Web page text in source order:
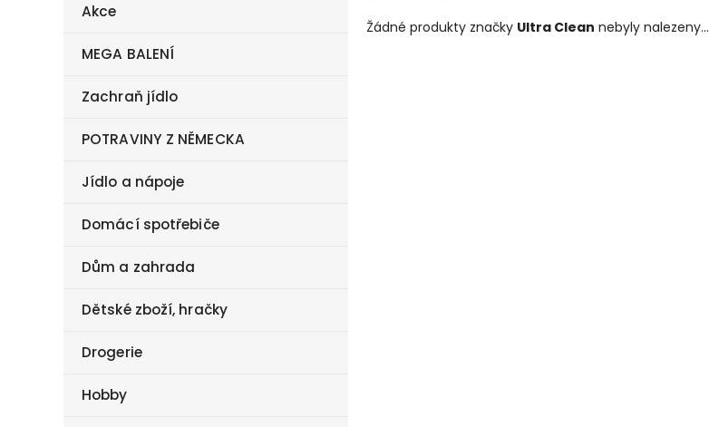
Akce
MEGA BALENÍ
Zachraň jídlo
POTRAVINY Z NĚMECKA
Jídlo a nápoje
Domácí spotřebiče
Dům a zahrada
Dětské zboží, hračky
Drogerie
Hobby
Žádné produkty značky Ultra Clean nebyly nalezeny...